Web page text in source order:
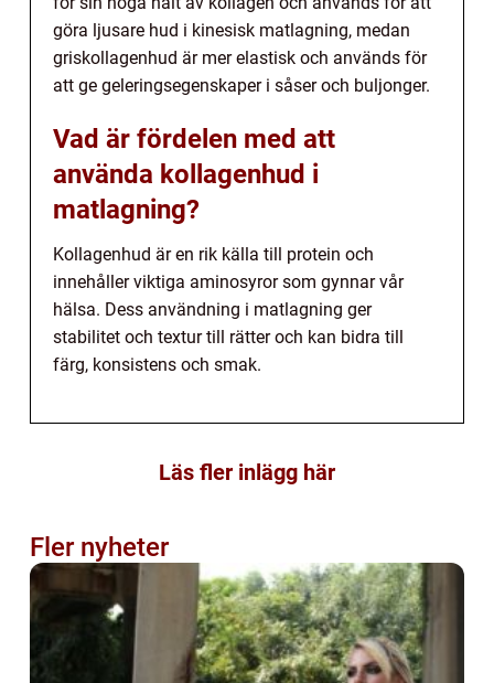
göra ljusare hud i kinesisk matlagning, medan
griskollagenhud är mer elastisk och används för
att ge geleringsegenskaper i såser och buljonger.
Vad är fördelen med att
använda kollagenhud i
matlagning?
Kollagenhud är en rik källa till protein och
innehåller viktiga aminosyror som gynnar vår
hälsa. Dess användning i matlagning ger
stabilitet och textur till rätter och kan bidra till
färg, konsistens och smak.
Läs fler inlägg här
Fler nyheter